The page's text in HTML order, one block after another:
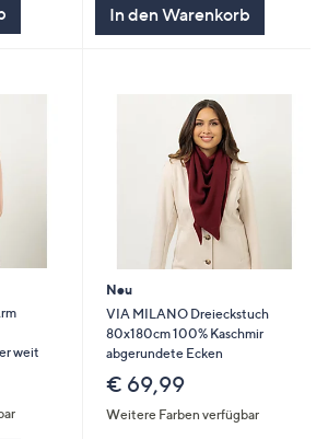
In den Warenkorb
weit
Neu
VIA MILANO Dreieckstuch
80x180cm 100% Kaschmir
abgerundete Ecken
€ 69,99
Weitere Farben verfügbar